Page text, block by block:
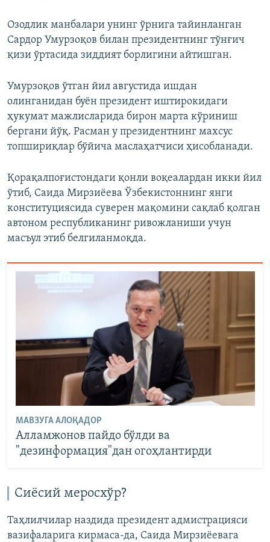
Озодлик манбалари унинг ўрнига тайинланган
Сардор Умурзоқов билан президентнинг тўнғич
қизи ўртасида зиддият борлигини айтишган.
Умурзоқов ўтган йил августида ишдан
олинганидан буён президент иштирокидаги
ҳукумат мажлисларида бирон марта кўриниш
бергани йўқ. Расман у президентнинг махсус
топшириқлар бўйича маслаҳатчиси ҳисобланади.
Қорақалпоғистондаги қонли воқеалардан икки йил
ўтиб, Саида Мирзиёева Ўзбекистоннинг янги
конституциясида суверен мақомини сақлаб қолган
автоном республиканинг ривожланиши учун
масъул этиб белгиланмоқда.
МАВЗУГА АЛОҚАДОР
Алламжонов пайдо бўлди ва
"дезинформация"дан огоҳлантирди
Сиёсий меросхўр?
Таҳлилчилар наздида президент адмистрацияси
вазифаларига кирмаса-да, Саида Мирзиёевага